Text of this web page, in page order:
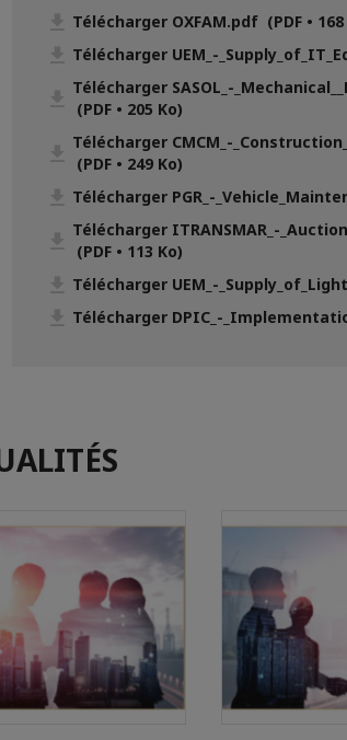
Télécharger OXFAM.pdf (PDF • 168
Télécharger UEM_-
Télécharger SASOL_-
(PDF • 205 Ko)
Télécharger CMCM_-
(PDF • 249 Ko)
Télécharger PGR_-
Télécharger ITRANSMAR_-
(PDF • 113 Ko)
Télécharger UEM_-
Télécharger DPIC_-